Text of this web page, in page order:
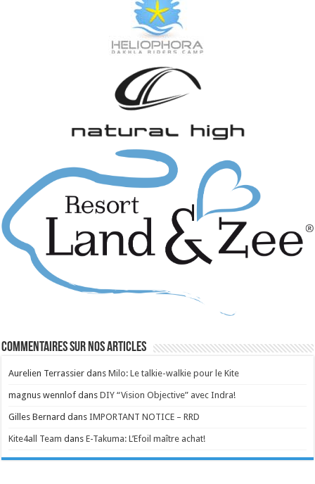
Commentaires sur nos articles
Aurelien Terrassier dansMilo: Le talkie-walkie pour le Kite
magnus wennlof dansDIY “Vision Objective” avec Indra!
Gilles Bernard dansIMPORTANT NOTICE – RRD
Kite4all Team dansE-Takuma: L’Efoil maître achat!